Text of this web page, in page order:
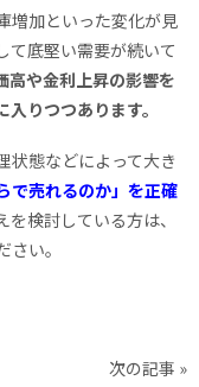
増加といった変化が見
て底堅い需要が続いて
高や金利上昇の影響を
りつつあります。
状態などによって大き
で売れるのか」を正確
検討している方は、
い。
次の記事 »